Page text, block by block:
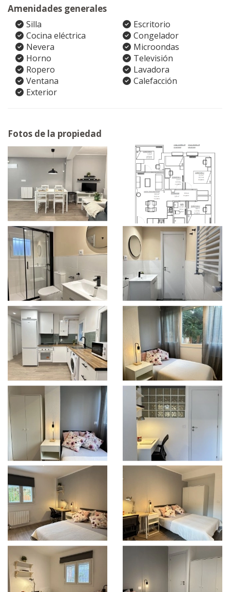
Amenidades generales
Silla
Escritorio
Cocina eléctrica
Congelador
Nevera
Microondas
Horno
Televisión
Ropero
Lavadora
Ventana
Calefacción
Exterior
Fotos de la propiedad